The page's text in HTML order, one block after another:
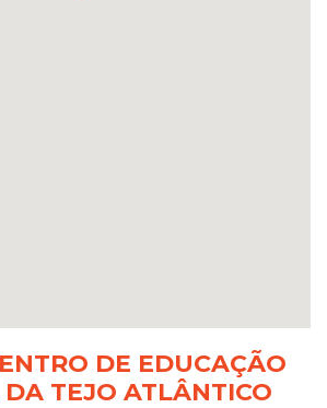
DE EDUCAÇÃO
TEJO ATLÂNTICO